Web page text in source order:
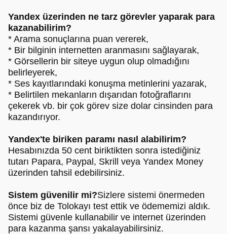
Yandex üzerinden ne tarz görevler yaparak para
kazanabilirim?
* Arama sonuçlarına puan vererek,
* Bir bilginin internetten aranmasını sağlayarak,
* Görsellerin bir siteye uygun olup olmadığını
belirleyerek,
* Ses kayıtlarındaki konuşma metinlerini yazarak,
* Belirtilen mekanların dışarıdan fotoğraflarını
çekerek vb. bir çok görev size dolar cinsinden para
kazandırıyor.
Yandex'te biriken paramı nasıl alabilirim?
Hesabınızda 50 cent biriktikten sonra istediğiniz
tutarı Papara, Paypal, Skrill veya Yandex Money
üzerinden tahsil edebilirsiniz.
Sistem güvenilir mi?Sizlere sistemi önermeden
önce biz de Tolokayı test ettik ve ödememizi aldık.
Sistemi güvenle kullanabilir ve internet üzerinden
para kazanma şansı yakalayabilirsiniz.